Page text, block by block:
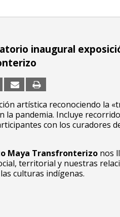
inaugural
artística reconociendo la
la pandemia. Incluye
con los curadores
Maya Transfronterizo nos
territorial y nuestras
culturas indígenas.